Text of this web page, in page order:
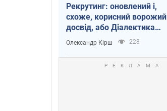
Рекрутинг: оновлений і,
схоже, корисний ворожий
досвід, або Діалектика
вибагливого боягузтва
Олександр Кірш 228